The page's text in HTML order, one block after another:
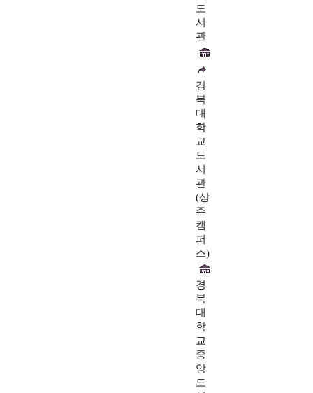
도
서
관
경
북
대
학
교
도
서
관
(상
주
캠
퍼
스)
경
북
대
학
교
중
앙
도